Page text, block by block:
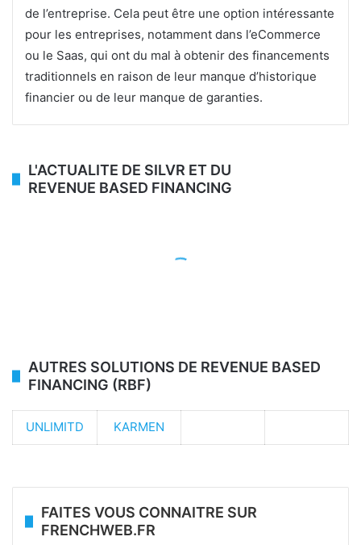
de l’entreprise. Cela peut être une option intéressante
pour les entreprises, notamment dans l’eCommerce
ou le Saas, qui ont du mal à obtenir des financements
traditionnels en raison de leur manque d’historique
financier ou de leur manque de garanties.
L'ACTUALITE DE SILVR ET DU
REVENUE BASED FINANCING
AUTRES SOLUTIONS DE REVENUE BASED
FINANCING (RBF)
UNLIMITD KARMEN
FAITES VOUS CONNAITRE SUR
FRENCHWEB.FR